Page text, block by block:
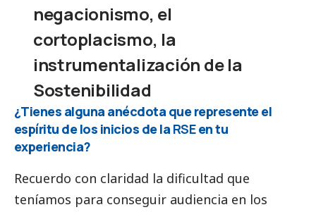
negacionismo, el
cortoplacismo, la
instrumentalización de la
Sostenibilidad
¿Tienes alguna anécdota que represente el
espíritu de los inicios de la RSEen tu
experiencia?
Recuerdo con claridad la dificultad que
teníamos para conseguir audiencia en los